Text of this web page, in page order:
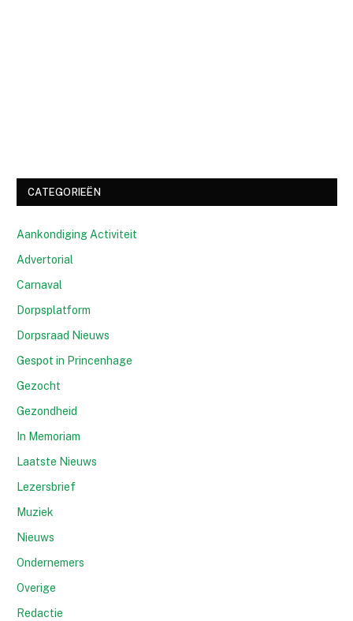
CATEGORIEËN
Aankondiging Activiteit
Advertorial
Carnaval
Dorpsplatform
Dorpsraad Nieuws
Gespot in Princenhage
Gezocht
Gezondheid
In Memoriam
Laatste Nieuws
Lezersbrief
Muziek
Nieuws
Ondernemers
Overige
Redactie